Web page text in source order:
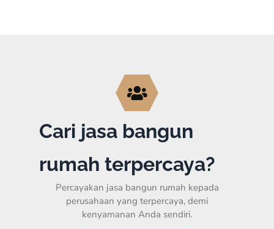
Cari jasa bangun
rumah terpercaya?
Percayakan jasa bangun rumah kepada
perusahaan yang terpercaya, demi
kenyamanan Anda sendiri.